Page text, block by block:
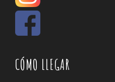
CÓMO LLEGAR